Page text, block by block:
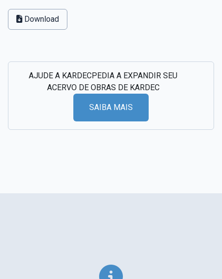
Download
AJUDE A KARDECPEDIA A EXPANDIR SEU
ACERVO DE OBRAS DE KARDEC
SAIBA MAIS